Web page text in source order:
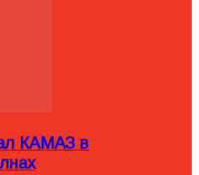
КАМАЗ в